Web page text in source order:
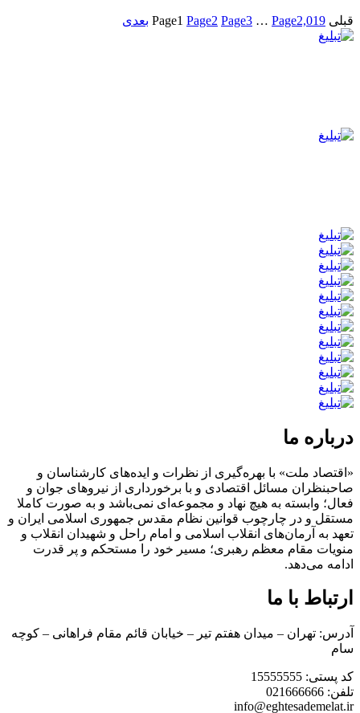
قبلی Page1 Page2 Page3 … Page2,019 بعدی
درباره ما
«اقتصاد ملت» با بهره‌گیری از نظرات و ایده‌های کارشناسان و
صاحبنظران مسائل اقتصادی و با برخورداری از نیروهای جوان و
فعال؛ وابسته به هیچ نهاد و مجموعه‌ای نمی‌‌باشد و به صورت کاملا
مستقل و در چارچوب قوانین نظام مقدس جمهوری اسلامی ایران و
تعهد به آرمان‌های انقلاب اسلامی و امام راحل و شهیدان انقلاب و
منویات مقام معظم رهبری؛ مسیر خود را مستحکم و پر قدرت
ادامه می‌دهد.
ارتباط با ما
آدرس: تهران – میدان هفتم تیر – خیابان قائم مقام فراهانی – کوچه
سام
کد پستی: 15555555
تلفن: 021666666
info@eghtesademelat.ir